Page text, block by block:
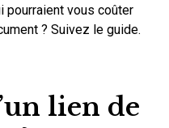
pourraient vous coûter
? Suivez le guide.
lien de